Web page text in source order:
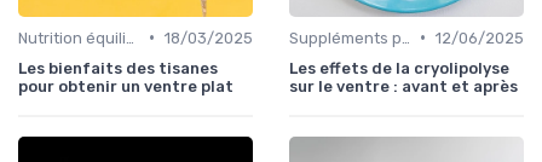
• 18/03/2025
Les bienfaits des tisanes
pour obtenir un ventre plat
• 12/06/2025
Les effets de la cryolipolyse
sur le ventre : avant et après